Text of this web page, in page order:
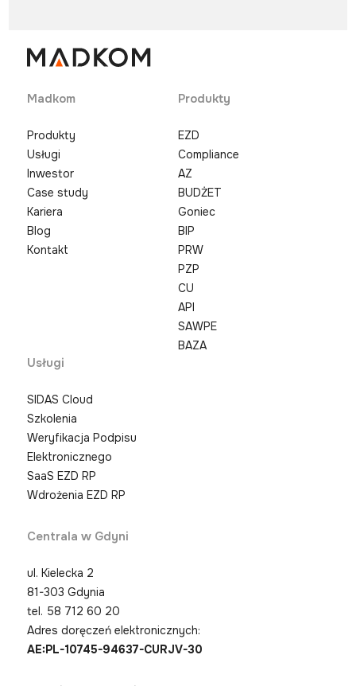
Madkom
Produkty
Usługi
Inwestor
Case study
Kariera
Blog
Kontakt
Produkty
EZD
Compliance
AZ
BUDŻET
Goniec
BIP
PRW
PZP
CU
API
SAWPE
BAZA
Usługi
SIDAS Cloud
Szkolenia
Weryfikacja Podpisu
Elektronicznego
SaaS EZD RP
Wdrożenia EZD RP
Centrala w Gdyni
ul. Kielecka 2
81-303 Gdynia
tel. 58 712 60 20
Adres doręczeń elektronicznych:
AE:PL-10745-94637-CURJV-30